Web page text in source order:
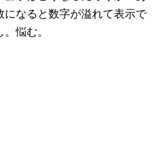
になると数字が溢れて表示で
悩む。